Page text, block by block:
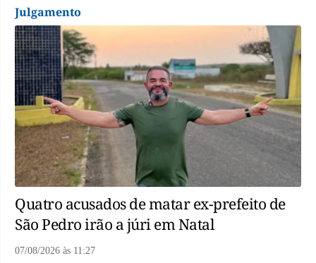
Julgamento
Quatro acusados de matar ex-prefeito de
São Pedro irão a júri em Natal
07/08/2026 às 11:27